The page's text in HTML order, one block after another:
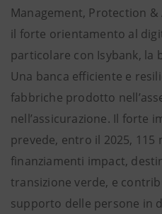
Management, Protection
il forte orientamento al
particolare con Isybank, la
Una banca efficiente e
fabbriche prodotto
nell’assicurazione. Il forte
prevede, entro il 2025,
finanziamenti impact,
transizione verde, e
supporto delle persone in